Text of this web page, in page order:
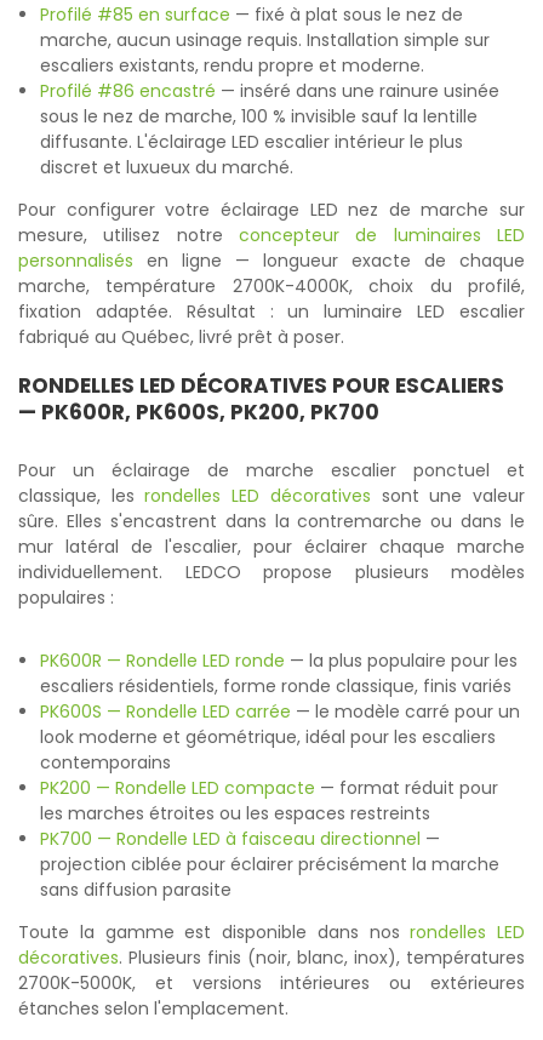
Profilé #85 en surface — fixé à plat sous le nez de
marche, aucun usinage requis. Installation simple sur
escaliers existants, rendu propre et moderne.
Profilé #86 encastré — inséré dans une rainure usinée
sous le nez de marche, 100 % invisible sauf la lentille
diffusante. L'éclairage LED escalier intérieur le plus
discret et luxueux du marché.
Pour configurer votre éclairage LED nez de marche sur
mesure, utilisez notre concepteur de luminaires LED
personnalisés en ligne — longueur exacte de chaque
marche, température 2700K-4000K, choix du profilé,
fixation adaptée. Résultat : un luminaire LED escalier
fabriqué au Québec, livré prêt à poser.
RONDELLES LED DÉCORATIVES POUR ESCALIERS
— PK600R, PK600S, PK200, PK700
Pour un éclairage de marche escalier ponctuel et
classique, lesrondelles LED décoratives sont une valeur
sûre. Elles s'encastrent dans la contremarche ou dans le
mur latéral de l'escalier, pour éclairer chaque marche
individuellement. LEDCO propose plusieurs modèles
populaires :
PK600R — Rondelle LED ronde — la plus populaire pour les
escaliers résidentiels, forme ronde classique, finis variés
PK600S — Rondelle LED carrée — le modèle carré pour un
look moderne et géométrique, idéal pour les escaliers
contemporains
PK200 — Rondelle LED compacte — format réduit pour
les marches étroites ou les espaces restreints
PK700 — Rondelle LED à faisceau directionnel —
projection ciblée pour éclairer précisément la marche
sans diffusion parasite
Toute la gamme est disponible dans nosrondelles LED
décoratives. Plusieurs finis (noir, blanc, inox), températures
2700K-5000K, et versions intérieures ou extérieures
étanches selon l'emplacement.